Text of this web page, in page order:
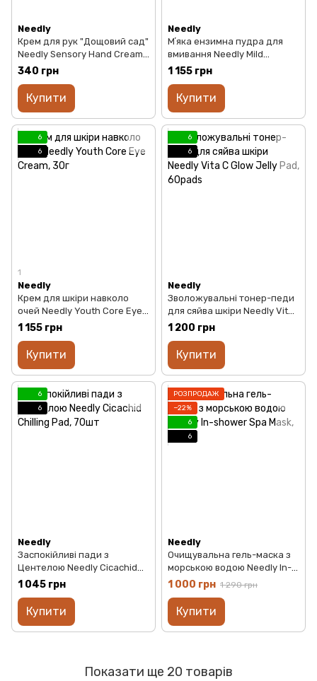
Needly
Крем для рук "Дощовий сад"
Needly Sensory Hand Cream
424 Rainy garden, 30ml
340 грн
Купити
Needly
Мʼяка ензимна пудра для
вмивання Needly Mild
Enzyme Cleansing Powder,
1 155 грн
Купити
6
6
1
Needly
Крем для шкіри навколо
очей Needly Youth Core Eye
Cream, 30г
1 155 грн
Купити
6
6
Needly
Зволожувальні тонер-педи
для сяйва шкіри Needly Vita
C Glow Jelly Pad, 60pads
1 200 грн
Купити
6
6
Needly
Заспокійливі пади з
Центелою Needly Cicachid
Chilling Pad, 70шт
1 045 грн
Купити
РОЗПРОДАЖ
−22%
6
6
Needly
Очищувальна гель-маска з
морською водою Needly In-
shower Spa Mask, 180g
1 000 грн 1 290 грн
Купити
Показати ще 20 товарів